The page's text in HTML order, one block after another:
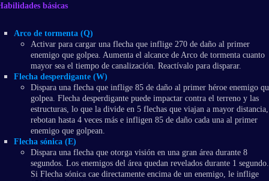
básicas
Arco de tormenta (Q)
Activar para cargar una flecha que inflige 270 de daño al primer
enemigo que golpea. Aumenta el alcance de Arco de tormenta cuanto
mayor sea el tiempo de canalización. Reactívalo para disparar.
Flecha desperdigante (W)
Dispara una flecha que inflige 85 de daño al primer héroe enemigo
golpea. Flecha desperdigante puede impactar contra el terreno y las
estructuras, lo que la divide en 5 flechas que viajan a mayor distancia,
rebotan hasta 4 veces más e infligen 85 de daño cada una al primer
enemigo que golpean.
Flecha sónica (E)
Dispara una flecha que otorga visión en una gran área durante 8
segundos. Los enemigos del área quedan revelados durante 1 segundo.
Si Flecha sónica cae directamente encima de un enemigo, le inflige